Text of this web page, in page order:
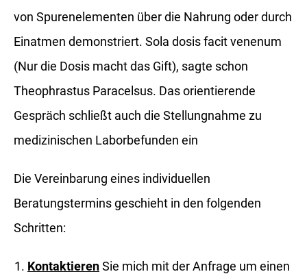
von Spurenelementen über die Nahrung oder durch
Einatmen demonstriert. Sola dosis facit venenum
(Nur die Dosis macht das Gift), sagte schon
Theophrastus Paracelsus. Das orientierende
Gespräch schließt auch die Stellungnahme zu
medizinischen Laborbefunden ein
Die Vereinbarung eines individuellen
Beratungstermins geschieht in den folgenden
Schritten:
KontaktierenSie mich mit der Anfrage um einen